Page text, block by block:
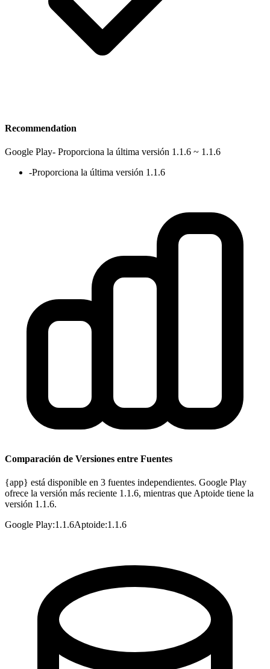
Recommendation
Google Play- Proporciona la última versión 1.1.6 ~ 1.1.6
-Proporciona la última versión 1.1.6
Comparación de Versiones entre Fuentes
{app} está disponible en 3 fuentes independientes. Google Play
ofrece la versión más reciente 1.1.6, mientras que Aptoide tiene la
versión 1.1.6.
Google Play:1.1.6Aptoide:1.1.6